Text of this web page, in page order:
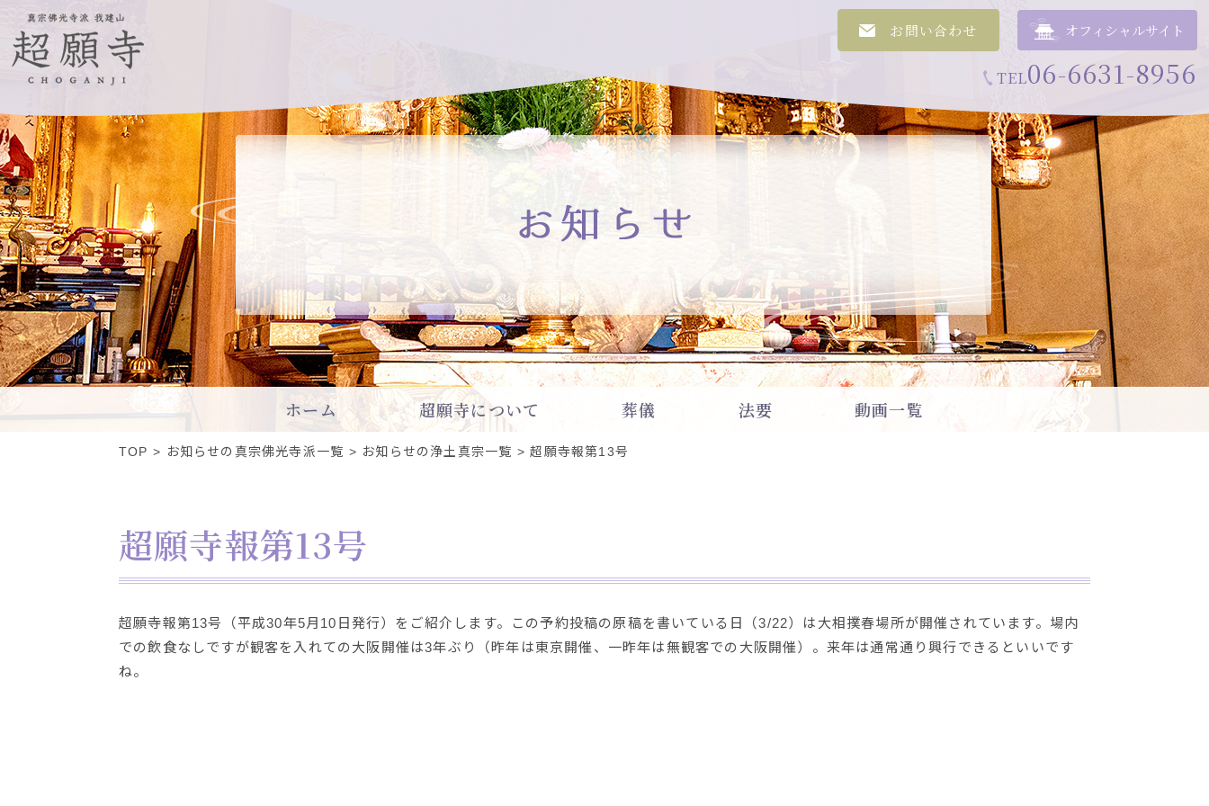
お問い合わせ オフィシャルサイト
TEL06-6631-8956
TOP お知らせの真宗佛光寺派一覧 お知らせの浄土真宗一覧 超願寺報第13号
ホーム 超願寺について 葬儀 法要 動画一覧
超願寺報第13号
超願寺報第13号（平成30年5月10日発行）をご紹介します。この予約投稿の原稿を書いている日（3/22）は大相撲春場所が開催されています。場内
での飲食なしですが観客を入れての大阪開催は3年ぶり（昨年は東京開催、一昨年は無観客での大阪開催）。来年は通常通り興行できるといいです
ね。